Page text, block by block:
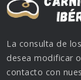
La consulta de
desea modificar
contacto con